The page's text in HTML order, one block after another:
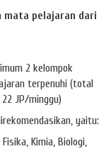
mata pelajaran dari
2 kelompok
terpenuhi (total
JP/minggu)
yaitu:
Kimia, Biologi,